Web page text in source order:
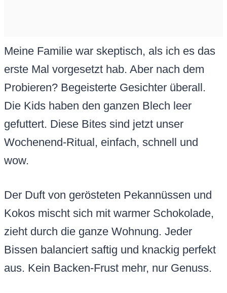
Meine Familie war skeptisch, als ich es das
erste Mal vorgesetzt hab. Aber nach dem
Probieren? Begeisterte Gesichter überall.
Die Kids haben den ganzen Blech leer
gefuttert. Diese Bites sind jetzt unser
Wochenend-Ritual, einfach, schnell und
wow.
Der Duft von gerösteten Pekannüssen und
Kokos mischt sich mit warmer Schokolade,
zieht durch die ganze Wohnung. Jeder
Bissen balanciert saftig und knackig perfekt
aus. Kein Backen-Frust mehr, nur Genuss.